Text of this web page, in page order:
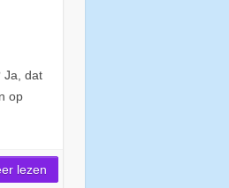
Ja, dat
op
lezen